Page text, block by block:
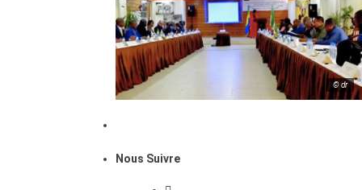
© dr
Nous Suivre